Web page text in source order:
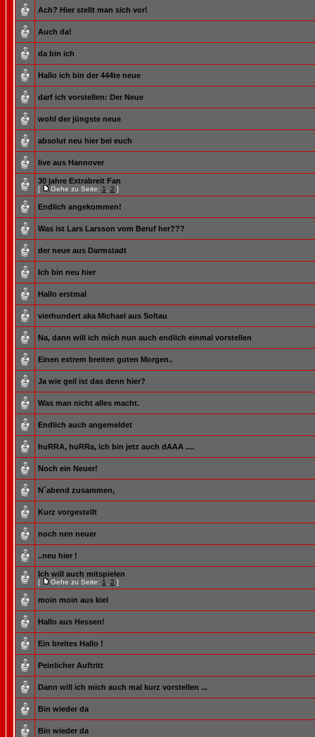
Ach? Hier stellt man sich vor!
Auch da!
da bin ich
Hallo ich bin der 444te neue
darf ich vorstellen: Der Neue
wohl der jüngste neue
absolut neu hier bei euch
live aus Hannover
30 jahre Extrabreit Fan
[ Gehe zu Seite: 1 2 ]
Endlich angekommen!
Was ist Lars Larsson vom Beruf her???
der neue aus Darmstadt
Ich bin neu hier
Hallo erstmal
vierhundert aka Michael aus Soltau
Na, dann will ich mich nun auch endlich einmal vorstellen
Einen extrem breiten guten Morgen..
Ja wie geil ist das denn hier?
Was man nicht alles macht.
Endlich auch angemeldet
huRRA, huRRa, ich bin jetz auch dAAA ....
Noch ein Neuer!
N´abend zusammen,
Kurz vorgestellt
noch nen neuer
..neu hier !
Ich will auch mitspielen
[ Gehe zu Seite: 1 2 ]
moin moin aus kiel
Hallo aus Hessen!
Ein breites Hallo !
Peinlicher Auftritt
Dann will ich mich auch mal kurz vorstellen ...
Bin wieder da
Bin wieder da